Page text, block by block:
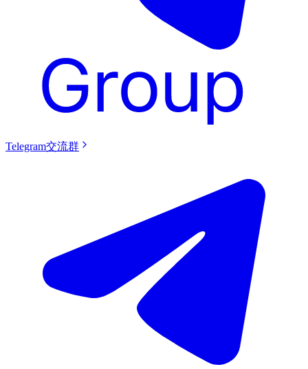
Telegram交流群